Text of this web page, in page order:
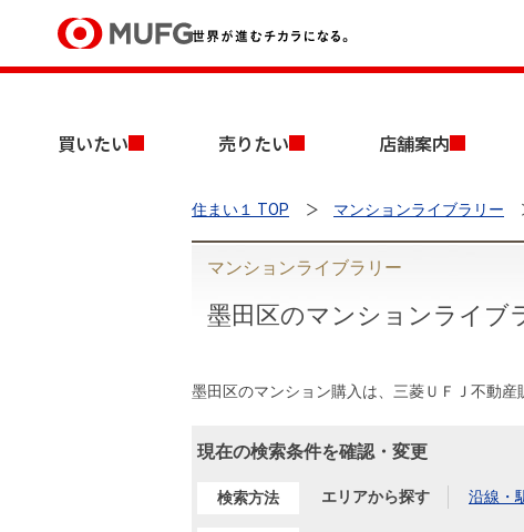
買いたい 売りたい 店舗案内
買いたいTOP
中古マンションを探す
売りたいTOP
無料査定
店舗案内TOP
会社情報TOP
採用情報TOP
売りたい
住まい１ TOP マンションライブラリー
マンションライブラリー
墨田区のマンションライブ
墨田区のマンション購入は、三菱ＵＦＪ不動
現在の検索条件を確認・変更
検索方法 エリアから探す 沿線・